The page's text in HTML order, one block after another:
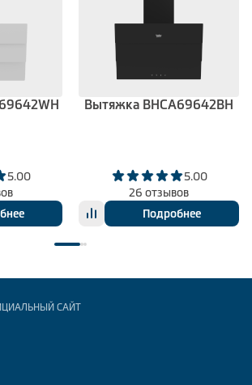
5.00
Вытяжка BHCA69642BH
5.00
26 отзывов
Подробнее
САЙТ